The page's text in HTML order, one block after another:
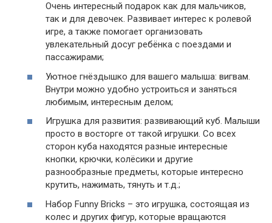
Очень интересный подарок как для мальчиков,
так и для девочек. Развивает интерес к ролевой
игре, а также помогает организовать
увлекательный досуг ребёнка с поездами и
пассажирами;
Уютное гнёздышко для вашего малыша: вигвам.
Внутри можно удобно устроиться и заняться
любимым, интересным делом;
Игрушка для развития: развивающий куб. Малыши
просто в восторге от такой игрушки. Со всех
сторон куба находятся разные интересные
кнопки, крючки, колёсики и другие
разнообразные предметы, которые интересно
крутить, нажимать, тянуть и т.д.;
Набор Funny Bricks – это игрушка, состоящая из
колес и других фигур, которые вращаются